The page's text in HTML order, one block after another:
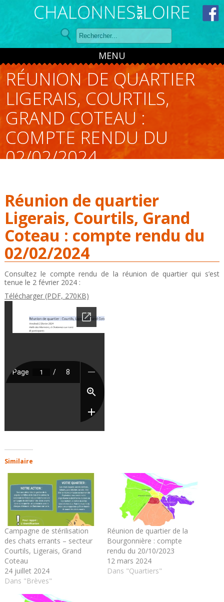
Panneau de gestion des cookies
MENU
RÉUNION DE QUARTIER
LIGERAIS, COURTILS,
GRAND COTEAU :
COMPTE RENDU DU
02/02/2024
Réunion de quartier
Ligerais, Courtils, Grand
Coteau : compte rendu du
02/02/2024
Consultez le compte rendu de la réunion de quartier qui s’est
tenue le 2 février 2024 :
Télécharger (PDF, 270KB)
Similaire
Campagne de stérilisation
des chats errants – secteur
Courtils, Ligerais, Grand
Coteau
24 juillet 2024
Dans "Brèves"
Réunion de quartier de la
Bourgonnière : compte
rendu du 20/10/2023
12 mars 2024
Dans "Quartiers"